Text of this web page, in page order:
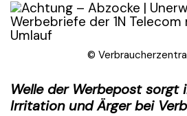
©
Welle der Werbepost sorgt
Irritation und Ärger bei